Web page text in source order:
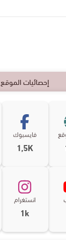
إحصائيات الموقع
فايسبوك
1,5K
انستغرام
1k